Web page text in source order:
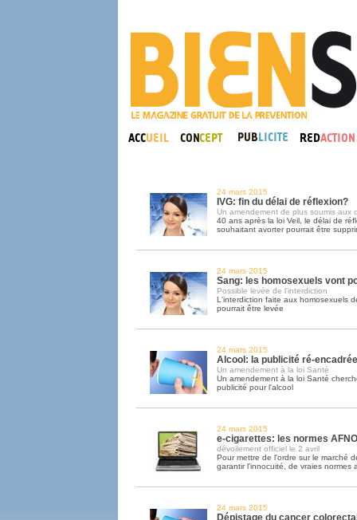
24 mars 2015
IVG: fin du délai de réflexion?
Un amendement de plus soumis aux
40 ans après la loi Veil, le délai de
souhaitant avorter pourrait être
24 mars 2015
Sang: les homosexuels vont
Possible levée de l'interdiction
L'interdiction faite aux homosexuels
pourrait être levée
24 mars 2015
Alcool: la publicité ré-encadrée
Un amendement à la loi Santé
Un amendement à la loi Santé
publicité pour l'alcool
24 mars 2015
e-cigarettes: les normes
dévoilement officiel le 2 avril
Pour mettre de l'ordre sur le marché
garantir l'innocuité, de vraies normes
24 mars 2015
Dépistage du cancer